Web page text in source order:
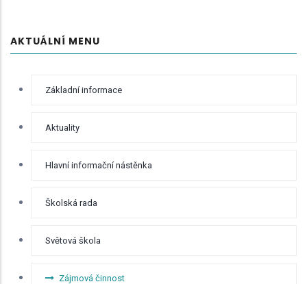
AKTUÁLNÍ MENU
RYCHLÉ
BOČNÍZákladní informace
Aktuality
Hlavní informační nástěnka
Školská rada
Světová škola
Zájmová činnost